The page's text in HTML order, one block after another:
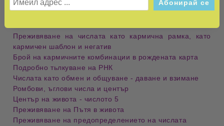
Какво не знаем за числата от Първа част
Преживяване на числата като кармична рамка, като
кармичен шаблон и негатив
Брой на кармичните комбинации в рождената карта
Подробно тьлкуване на РНК
Числата като обмен и общуване - даване и взимане
Ромбови, ъглови числа и център
Център на живота - числото 5
Преживяване на Пътя в живота
Преживяване на предопределението на числата